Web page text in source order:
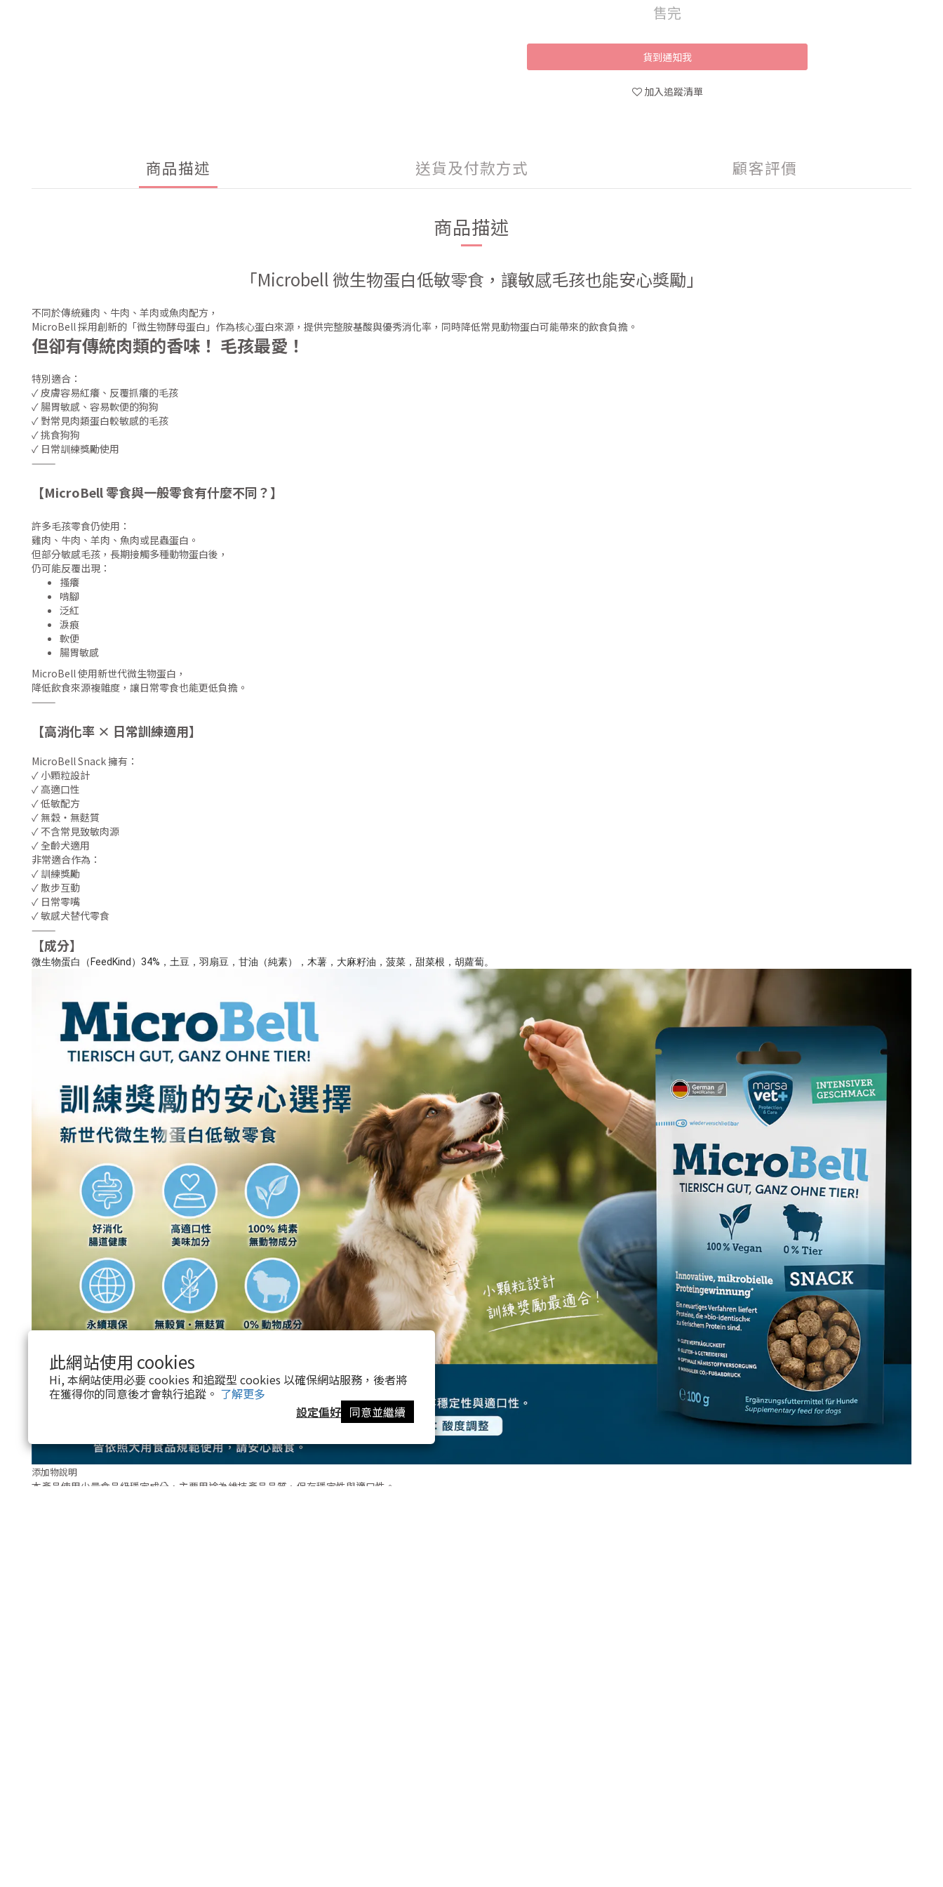
此網站使用 cookies
Hi, 本網站使用必要 cookies 和追蹤型 cookies 以確保網站服務，後者將
在獲得你的同意後才會執行追蹤。 了解更多
設定偏好 同意並繼續
售完
貨到通知我
加入追蹤清單
商品描述 送貨及付款方式 顧客評價
商品描述
「Microbell 微生物蛋白低敏零食，讓敏感毛孩也能安心獎勵」
不同於傳統雞肉、牛肉、羊肉或魚肉配方，
MicroBell 採用創新的「微生物酵母蛋白」作為核心蛋白來源，提供完整胺基酸與優秀消化率，同時降低常見動物蛋白可能帶來的飲食負擔。
但卻有傳統肉類的香味！ 毛孩最愛！
特別適合：
✓ 皮膚容易紅癢、反覆抓癢的毛孩
✓ 腸胃敏感、容易軟便的狗狗
✓ 對常見肉類蛋白較敏感的毛孩
✓ 挑食狗狗
✓ 日常訓練獎勵使用
———
【MicroBell 零食與一般零食有什麼不同？】
許多毛孩零食仍使用：
雞肉、牛肉、羊肉、魚肉或昆蟲蛋白。
但部分敏感毛孩，長期接觸多種動物蛋白後，
仍可能反覆出現：
搔癢
啃腳
泛紅
淚痕
軟便
腸胃敏感
MicroBell 使用新世代微生物蛋白，
降低飲食來源複雜度，讓日常零食也能更低負擔。
———
【高消化率 × 日常訓練適用】
MicroBell Snack 擁有：
✓ 小顆粒設計
✓ 高適口性
✓ 低敏配方
✓ 無穀・無麩質
✓ 不含常見致敏肉源
✓ 全齡犬適用
非常適合作為：
✓ 訓練獎勵
✓ 散步互動
✓ 日常零嘴
✓ 敏感犬替代零食
———
【成分】
微生物蛋白（FeedKind）34%，土豆，羽扇豆，甘油（純素），木薯，大麻籽油，菠菜，甜菜根，胡蘿蔔。
添加物說明
本產品使用少量食品級穩定成分，主要用途為維持產品品質、保存穩定性與適口性。